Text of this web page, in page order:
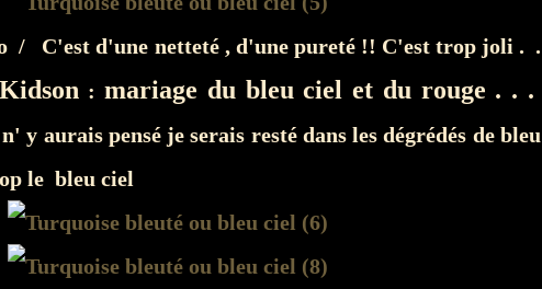
/ C'est d'une netteté , d'une pureté !! C'est trop joli . .
:mariage du bleu ciel et du rouge . . .
aurais pensé je serais resté dans les dégrédés de bleu
le bleu ciel